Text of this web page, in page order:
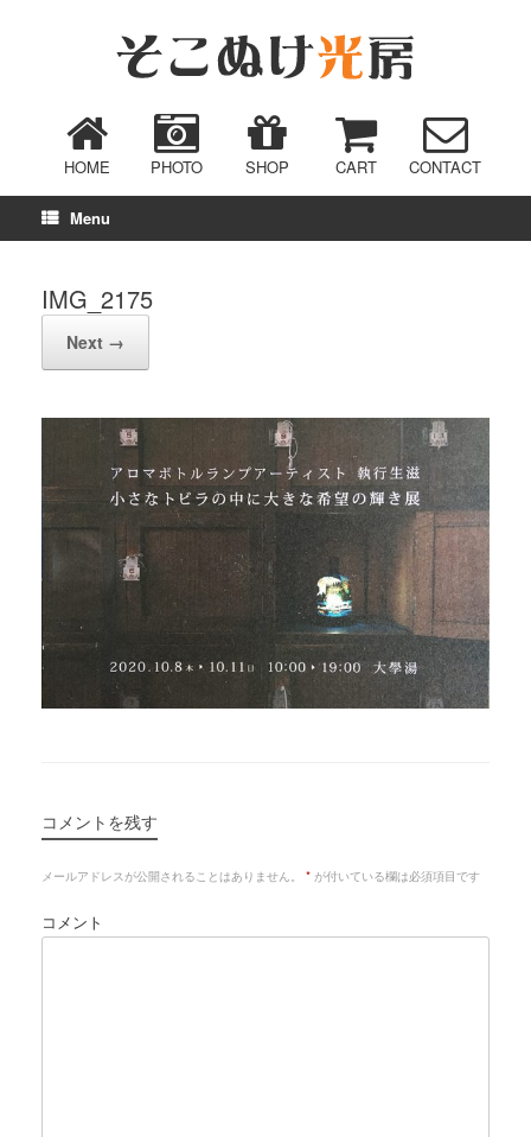
HOME PHOTO SHOP CART CONTACT
Menu
IMG_2175
Next →
コメントを残す
メールアドレスが公開されることはありません。 * が付いている欄は必須項目です
コメント